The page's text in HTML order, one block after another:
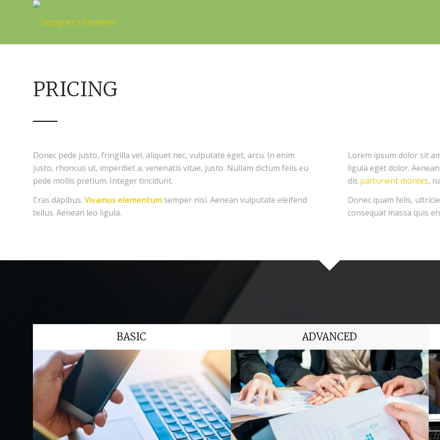
PRICING
Donec pede justo, fringilla vel, aliquet nec, vulputate eget, arcu. In enim
justo, rhoncus ut, imperdiet a, venenatis vitae, justo. Nullam dictum felis eu
pede mollis pretium. Integer tincidunt.
Cras dapibus. Vivamus elementum semper nisi. Aenean vulputate eleifend
tellus. Aenean leo ligula.
Lorem ipsum dolor sit
ligula eget dolor.
dis parturient montes,
Donec quam felis,
consequat massa quis
BASIC ADVANCED